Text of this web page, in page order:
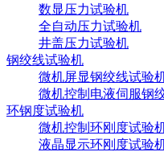
数显压力试验机
全自动压力试验机
井盖压力试验机
钢绞线试验机
微机屏显钢绞线试验
微机控制电液伺服钢
环钢度试验机
微机控制环刚度试验
液晶显示环刚度试验